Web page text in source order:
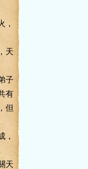
天
子
有
但
天